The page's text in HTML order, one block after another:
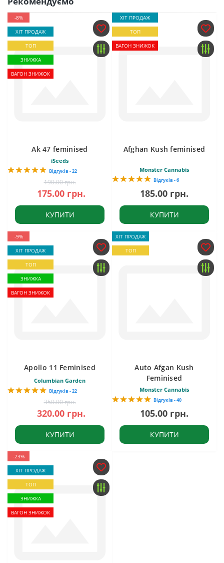
-8%
ХІТ ПРОДАЖ
ТОП
ЗНИЖКА
ВАГОН ЗНИЖОК
Ak 47 feminised
iSeeds
Відгуків - 22
190.00 грн.
175.00 грн.
КУПИТИ
ХІТ ПРОДАЖ
ТОП
ВАГОН ЗНИЖОК
Afghan Kush feminised
Monster Cannabis
Відгуків - 6
185.00 грн.
КУПИТИ
-9%
ХІТ ПРОДАЖ
ТОП
ЗНИЖКА
ВАГОН ЗНИЖОК
Apollo 11 Feminised
Columbian Garden
Відгуків - 22
350.00 грн.
320.00 грн.
КУПИТИ
ХІТ ПРОДАЖ
ТОП
Auto Afgan Kush
Feminised
Monster Cannabis
Відгуків - 40
105.00 грн.
КУПИТИ
-23%
ХІТ ПРОДАЖ
ТОП
ЗНИЖКА
ВАГОН ЗНИЖОК